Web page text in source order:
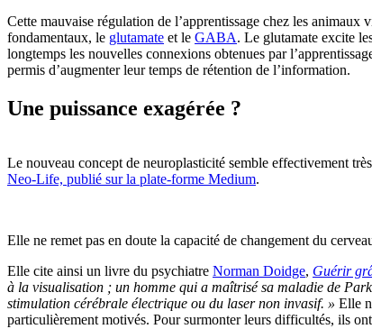
Cette mauvaise régulation de l’apprentissage chez les
fondamentaux, le glutamate et le GABA. Le glutamate excite
longtemps les nouvelles connexions obtenues par
permis d’augmenter leur temps de rétention de l’information.
Une puissance exagérée ?
Le nouveau concept de neuroplasticité semble effectivement
Neo-Life, publié sur la plate-forme Medium.
Elle ne remet pas en doute la capacité de changement du
Elle cite ainsi un livre du psychiatre Norman Doidge, Guérir
à la visualisation ; un homme qui a maîtrisé sa maladie de
stimulation cérébrale électrique ou du laser non invasif. » Elle
particulièrement motivés. Pour surmonter leurs difficultés, ils